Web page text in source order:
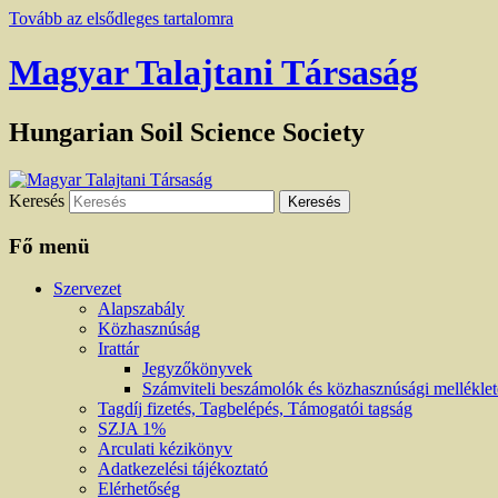
Tovább az elsődleges tartalomra
Magyar Talajtani Társaság
Hungarian Soil Science Society
Keresés
Fő menü
Szervezet
Alapszabály
Közhasznúság
Irattár
Jegyzőkönyvek
Számviteli beszámolók és közhasznúsági
Tagdíj fizetés, Tagbelépés, Támogatói tagság
SZJA 1%
Arculati kézikönyv
Adatkezelési tájékoztató
Elérhetőség